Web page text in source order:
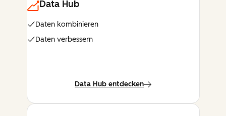
Data Hub
Daten kombinieren
Daten verbessern
Data Hub entdecken